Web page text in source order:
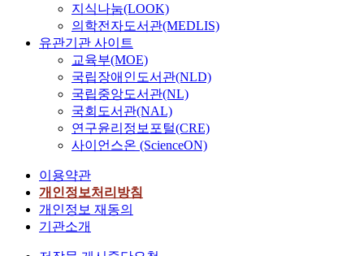
지식나눔(LOOK)
의학전자도서관(MEDLIS)
유관기관 사이트
교육부(MOE)
국립장애인도서관(NLD)
국립중앙도서관(NL)
국회도서관(NAL)
연구윤리정보포털(CRE)
사이언스온 (ScienceON)
이용약관
개인정보처리방침
개인정보 재동의
기관소개